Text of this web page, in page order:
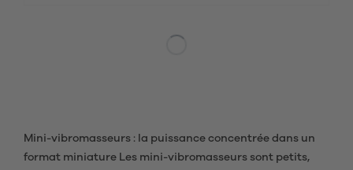
Mini-vibromasseurs : la puissance concentrée dans un
format miniature Les mini-vibromasseurs sont petits,